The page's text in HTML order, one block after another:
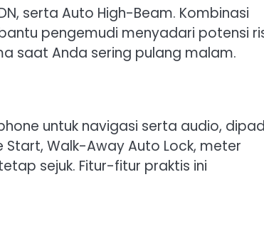
serta Auto High-Beam. Kombinasi
pengemudi menyadari potensi
saat Anda sering pulang malam.
untuk navigasi serta audio,
Walk-Away Auto Lock, meter
sejuk. Fitur-fitur praktis ini